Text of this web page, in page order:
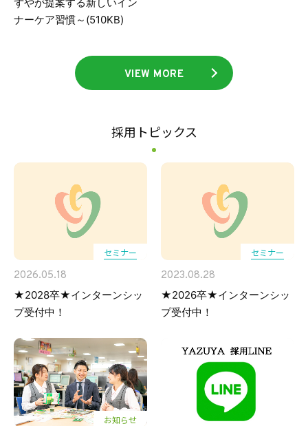
ずやが提案する新しいイン
ナーケア習慣～(510KB)
VIEW MORE
採用トピックス
セミナー
2026.05.18
★2028卒★インターンシッ
プ受付中！
セミナー
2023.08.28
★2026卒★インターンシッ
プ受付中！
お知らせ